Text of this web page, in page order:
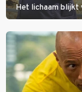
Het lichaam blijkt
homoseksuele
en verliet het